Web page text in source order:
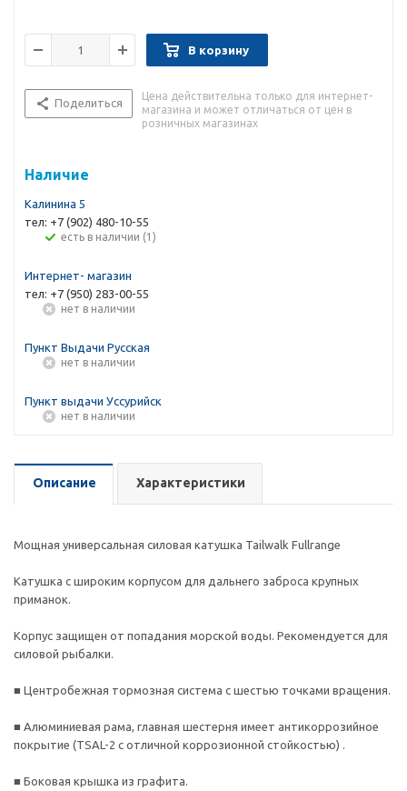
В корзину
Поделиться
Цена действительна только для интернет-
магазина и может отличаться от цен в
розничных магазинах
Наличие
Калинина 5
тел: +7 (902) 480-10-55
Есть в наличии (1)
Интернет- магазин
тел: +7 (950) 283-00-55
Нет в наличии
Пункт Выдачи Русская
Нет в наличии
Пункт выдачи Уссурийск
Нет в наличии
Описание Характеристики
Мощная универсальная силовая катушка Tailwalk Fullrange
Катушка с широким корпусом для дальнего заброса крупных
приманок.
Корпус защищен от попадания морской воды. Рекомендуется для
силовой рыбалки.
■ Центробежная тормозная система с шестью точками вращения.
■ Алюминиевая рама, главная шестерня имеет антикоррозийное
покрытие (TSAL-2 с отличной коррозионной стойкостью) .
■ Боковая крышка из графита.